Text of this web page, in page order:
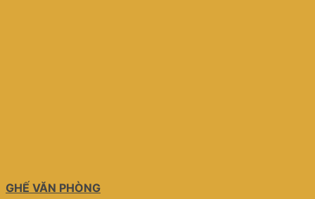
GHẾ VĂN PHÒNG